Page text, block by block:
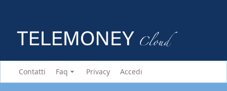
Contatti Faq Privacy Accedi